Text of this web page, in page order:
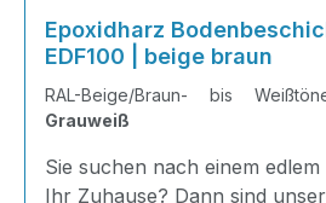
Epoxidharz
EDF100 | beige braun
RAL-Beige/Braun- bis
Grauweiß
Sie suchen nach einem
Ihr Zuhause? Dann sind